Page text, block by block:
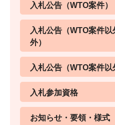
入札公告（WTO案件）
入札公告（WTO案件
外）
入札公告（WTO案件以
入札参加資格
お知らせ・要領・様式